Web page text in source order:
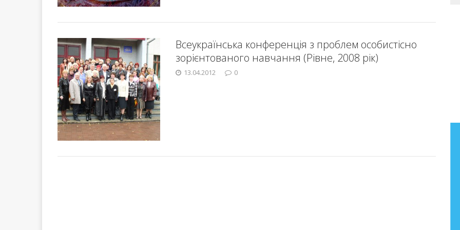
Всеукраїнська конференція з проблем особистісно
зорієнтованого навчання (Рівне, 2008 рік)
13.04.2012 0
праць Анатолія Фасолі